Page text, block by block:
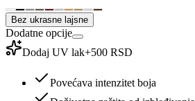
Bez ukrasne lajsne
Dodatne opcije
Dodaj UV lak+500 RSD
Povećava intenzitet boja